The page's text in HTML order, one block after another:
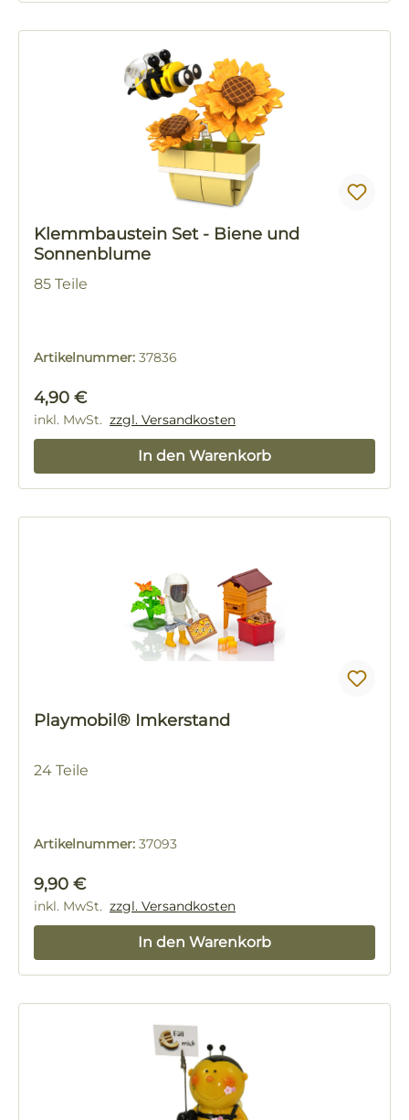
Klemmbaustein Set - Biene und
Sonnenblume
85 Teile
Artikelnummer: 37836
Regulärer Preis:
4,90 €
inkl. MwSt. zzgl. Versandkosten
In den Warenkorb
Playmobil® Imkerstand
24 Teile
Artikelnummer: 37093
Regulärer Preis:
9,90 €
inkl. MwSt. zzgl. Versandkosten
In den Warenkorb